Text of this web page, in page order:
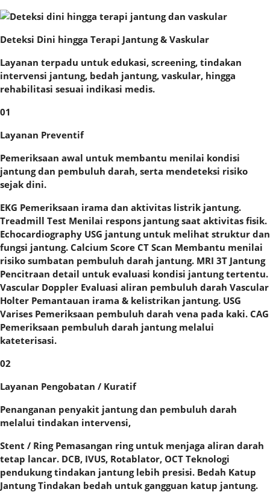
Deteksi Dini hingga Terapi Jantung & Vaskular
Layanan terpadu untuk edukasi, screening, tindakan
intervensi jantung, bedah jantung, vaskular, hingga
rehabilitasi sesuai indikasi medis.
01
Layanan Preventif
Pemeriksaan awal untuk membantu menilai kondisi
jantung dan pembuluh darah, serta mendeteksi risiko
sejak dini.
EKG Pemeriksaan irama dan aktivitas listrik jantung.
Treadmill Test Menilai respons jantung saat aktivitas fisik.
Echocardiography USG jantung untuk melihat struktur dan
fungsi jantung. Calcium Score CT Scan Membantu menilai
risiko sumbatan pembuluh darah jantung. MRI 3T Jantung
Pencitraan detail untuk evaluasi kondisi jantung tertentu.
Vascular Doppler Evaluasi aliran pembuluh darah Vascular
Holter Pemantauan irama & kelistrikan jantung. USG
Varises Pemeriksaan pembuluh darah vena pada kaki. CAG
Pemeriksaan pembuluh darah jantung melalui
kateterisasi.
02
Layanan Pengobatan / Kuratif
Penanganan penyakit jantung dan pembuluh darah
melalui tindakan intervensi,
Stent / Ring Pemasangan ring untuk menjaga aliran darah
tetap lancar. DCB, IVUS, Rotablator, OCT Teknologi
pendukung tindakan jantung lebih presisi. Bedah Katup
Jantung Tindakan bedah untuk gangguan katup jantung.